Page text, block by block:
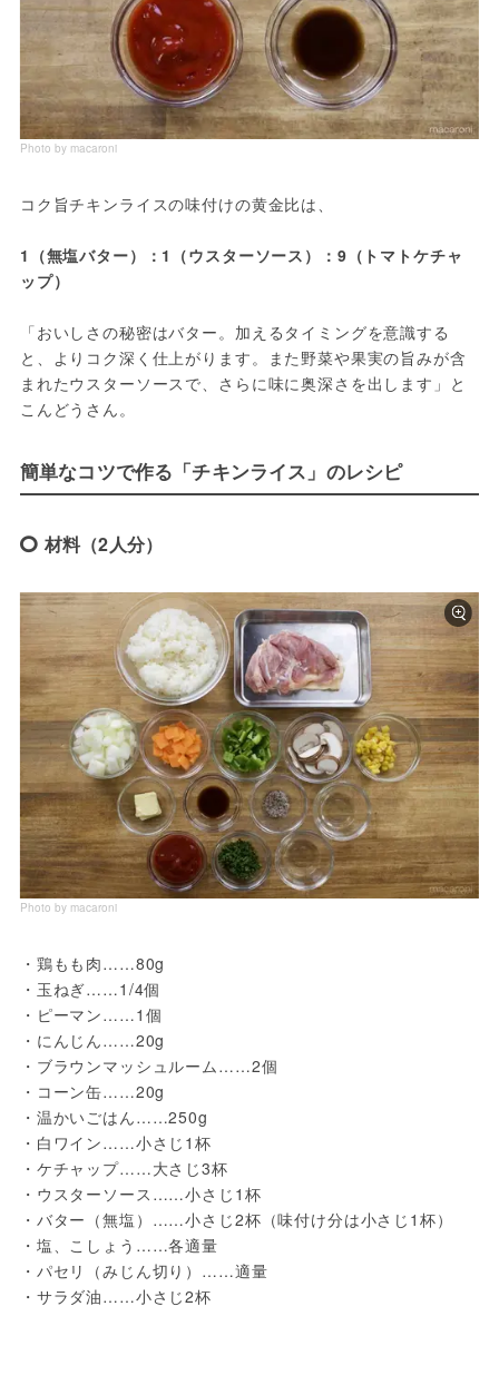
Photo by macaroni
コク旨チキンライスの味付けの黄金比は、
1（無塩バター）：1（ウスターソース）：9（トマトケチャ
ップ）
「おいしさの秘密はバター。加えるタイミングを意識する
と、よりコク深く仕上がります。また野菜や果実の旨みが含
まれたウスターソースで、さらに味に奥深さを出します」と
こんどうさん。
簡単なコツで作る「チキンライス」のレシピ
材料（2人分）
Photo by macaroni
・鶏もも肉……80g
・玉ねぎ……1/4個
・ピーマン……1個
・にんじん……20g
・ブラウンマッシュルーム……2個
・コーン缶……20g
・温かいごはん……250g
・白ワイン……小さじ1杯
・ケチャップ……大さじ3杯
・ウスターソース……小さじ1杯
・バター（無塩）……小さじ2杯（味付け分は小さじ1杯）
・塩、こしょう……各適量
・パセリ（みじん切り）……適量
・サラダ油……小さじ2杯